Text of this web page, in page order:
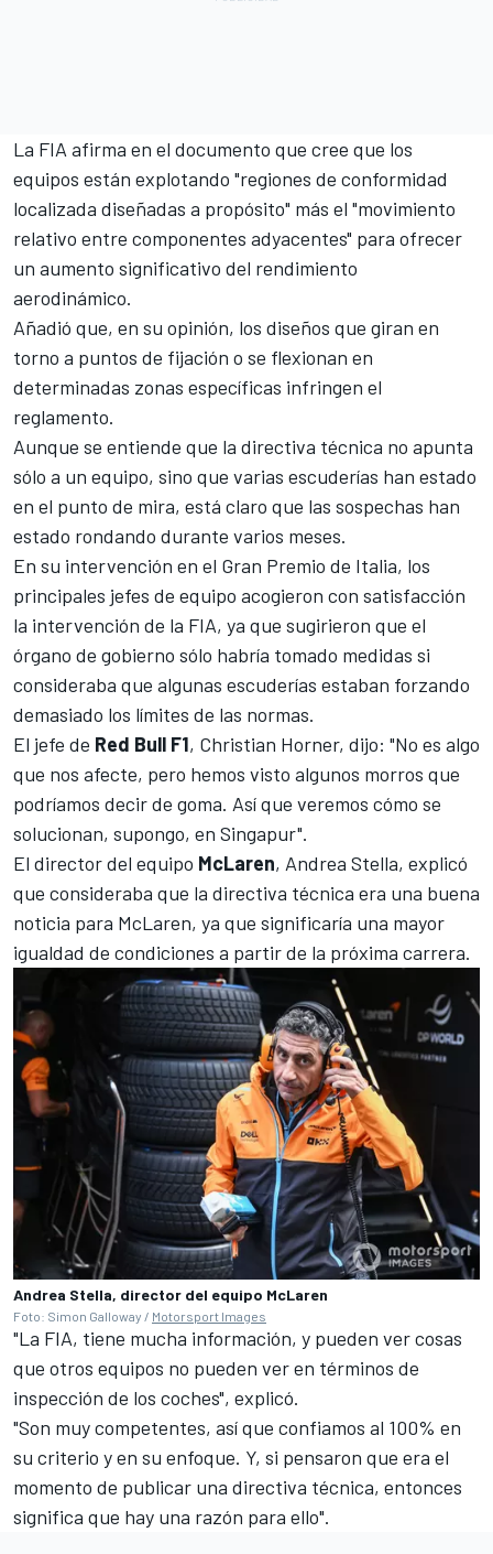
La FIA afirma en el documento que cree que los
equipos están explotando "regiones de conformidad
localizada diseñadas a propósito" más el "movimiento
relativo entre componentes adyacentes" para ofrecer
un aumento significativo del rendimiento
aerodinámico.
Añadió que, en su opinión, los diseños que giran en
torno a puntos de fijación o se flexionan en
determinadas zonas específicas infringen el
reglamento.
Aunque se entiende que la directiva técnica no apunta
sólo a un equipo, sino que varias escuderías han estado
en el punto de mira, está claro que las sospechas han
estado rondando durante varios meses.
En su intervención en el Gran Premio de Italia, los
principales jefes de equipo acogieron con satisfacción
la intervención de la FIA, ya que sugirieron que el
órgano de gobierno sólo habría tomado medidas si
consideraba que algunas escuderías estaban forzando
demasiado los límites de las normas.
El jefe de Red Bull F1, Christian Horner, dijo: "No es algo
que nos afecte, pero hemos visto algunos morros que
podríamos decir de goma. Así que veremos cómo se
solucionan, supongo, en Singapur".
El director del equipo McLaren, Andrea Stella, explicó
que consideraba que la directiva técnica era una buena
noticia para McLaren, ya que significaría una mayor
igualdad de condiciones a partir de la próxima carrera.
Andrea Stella, director del equipo McLaren
Foto: Simon Galloway / Motorsport Images
"La FIA, tiene mucha información, y pueden ver cosas
que otros equipos no pueden ver en términos de
inspección de los coches", explicó.
"Son muy competentes, así que confiamos al 100% en
su criterio y en su enfoque. Y, si pensaron que era el
momento de publicar una directiva técnica, entonces
significa que hay una razón para ello".